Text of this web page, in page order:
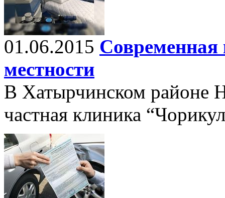
01.06.2015 Современная
местности
В Хатырчинском районе
частная клиника